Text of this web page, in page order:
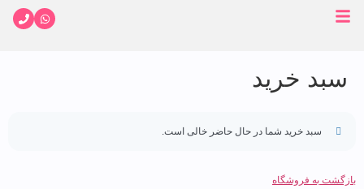
سبد خرید
سبد خرید شما در حال حاضر خالی است.
بازگشت به فروشگاه